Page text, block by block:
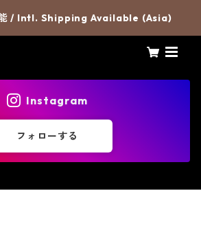
能 / Intl. Shipping Available (Asia)
Instagram
フォローする